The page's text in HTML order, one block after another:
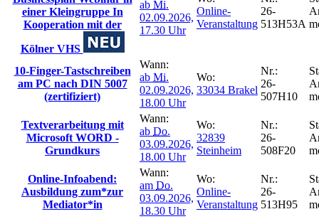
einer Kleingruppe In
Kooperation mit der
Kölner VHS
ab Mi.
02.09.2026,
17.30 Uhr
Online-
Veranstaltung
26-
513H53A
10-Finger-Tastschreiben
am PC nach DIN 5007
(zertifiziert)
Wann:
ab Mi.
02.09.2026,
18.00 Uhr
Wo:
33034 Brakel
Nr.:
26-
507H10
Textverarbeitung mit
Microsoft WORD -
Grundkurs
Wann:
ab Do.
03.09.2026,
18.00 Uhr
Wo:
32839
Steinheim
Nr.:
26-
508F20
Online-Infoabend:
Ausbildung zum*zur
Mediator*in
Wann:
am Do.
03.09.2026,
18.30 Uhr
Wo:
Online-
Veranstaltung
Nr.:
26-
513H95